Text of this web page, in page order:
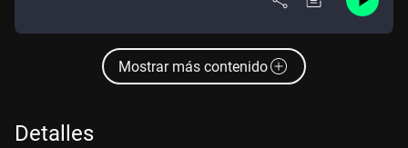
Mostrar más contenido
Detalles